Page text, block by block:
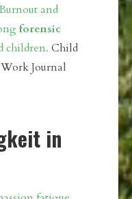
and
forensic
children. Child
Journal
in